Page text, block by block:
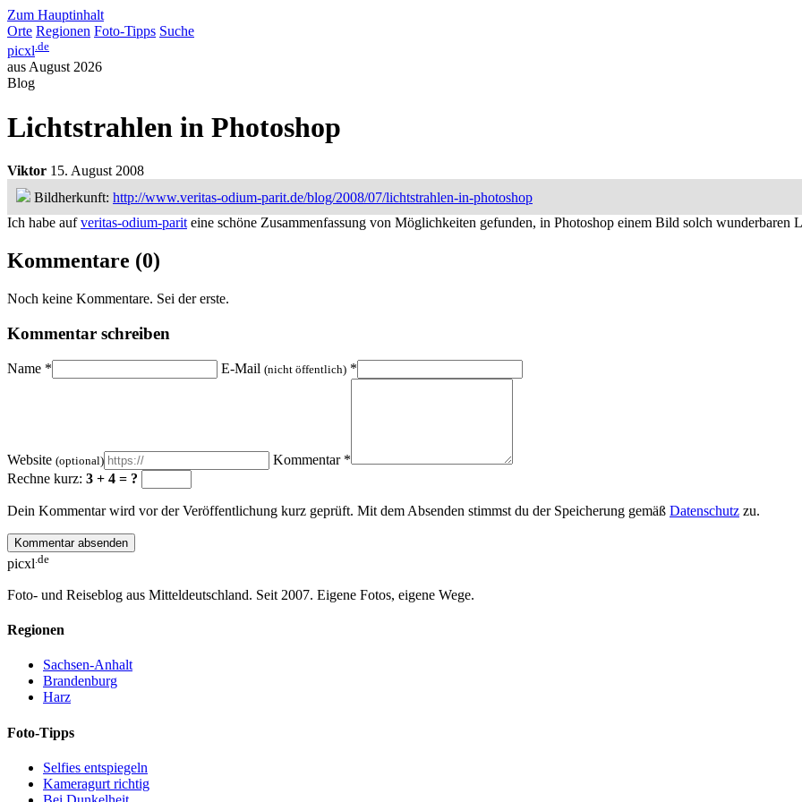
Zum Hauptinhalt
Orte Regionen Foto-Tipps Suche
picxl.de
aus August 2026
Blog
Lichtstrahlen in Photoshop
Viktor 15. August 2008
Bildherkunft: http://www.veritas-odium-parit.de/blog/2008/07/lichtstrahlen-in-photoshop
Ich habe aufveritas-odium-parit eine schöne Zusammenfassung von Möglichkeiten gefunden, in Photoshop einem Bild solch wunderbaren
Kommentare (0)
Noch keine Kommentare. Sei der erste.
Kommentar schreiben
Name * E-Mail (nicht öffentlich) *
Website (optional) Kommentar *
Rechne kurz: 3 + 4 = ?
Dein Kommentar wird vor der Veröffentlichung kurz geprüft. Mit dem Absenden stimmst du der Speicherung gemäß Datenschutz zu.
Kommentar absenden
picxl.de
Foto- und Reiseblog aus Mitteldeutschland. Seit 2007. Eigene Fotos, eigene Wege.
Regionen
Sachsen-Anhalt
Brandenburg
Harz
Foto-Tipps
Selfies entspiegeln
Kameragurt richtig